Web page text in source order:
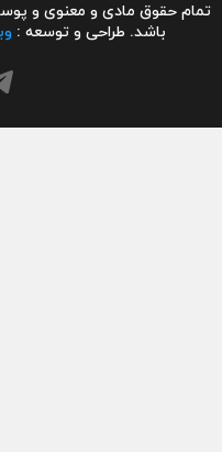
تمام حقوق مادی و معنوی و
باشد. طراحی و توسعه :